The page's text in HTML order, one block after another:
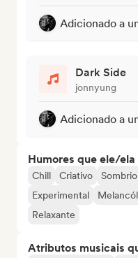
Adicionado a
Dark Side
jonnyung
Adicionado a
Humores que ele/ela
Chill Criativo Sombrio
Experimental
Relaxante
Atributos musicais